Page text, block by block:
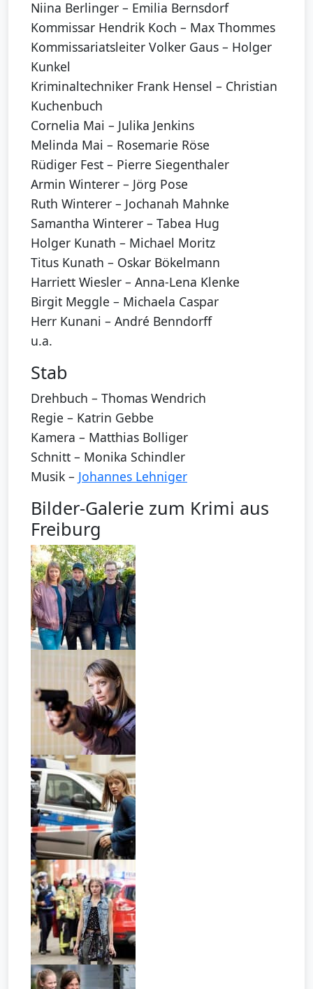
Niina Berlinger – Emilia Bernsdorf
Kommissar Hendrik Koch – Max Thommes
Kommissariatsleiter Volker Gaus – Holger
Kunkel
Kriminaltechniker Frank Hensel – Christian
Kuchenbuch
Cornelia Mai – Julika Jenkins
Melinda Mai – Rosemarie Röse
Rüdiger Fest – Pierre Siegenthaler
Armin Winterer – Jörg Pose
Ruth Winterer – Jochanah Mahnke
Samantha Winterer – Tabea Hug
Holger Kunath – Michael Moritz
Titus Kunath – Oskar Bökelmann
Harriett Wiesler – Anna-Lena Klenke
Birgit Meggle – Michaela Caspar
Herr Kunani – André Benndorff
u.a.
Stab
Drehbuch – Thomas Wendrich
Regie – Katrin Gebbe
Kamera – Matthias Bolliger
Schnitt – Monika Schindler
Musik – Johannes Lehniger
Bilder-Galerie zum Krimi aus
Freiburg